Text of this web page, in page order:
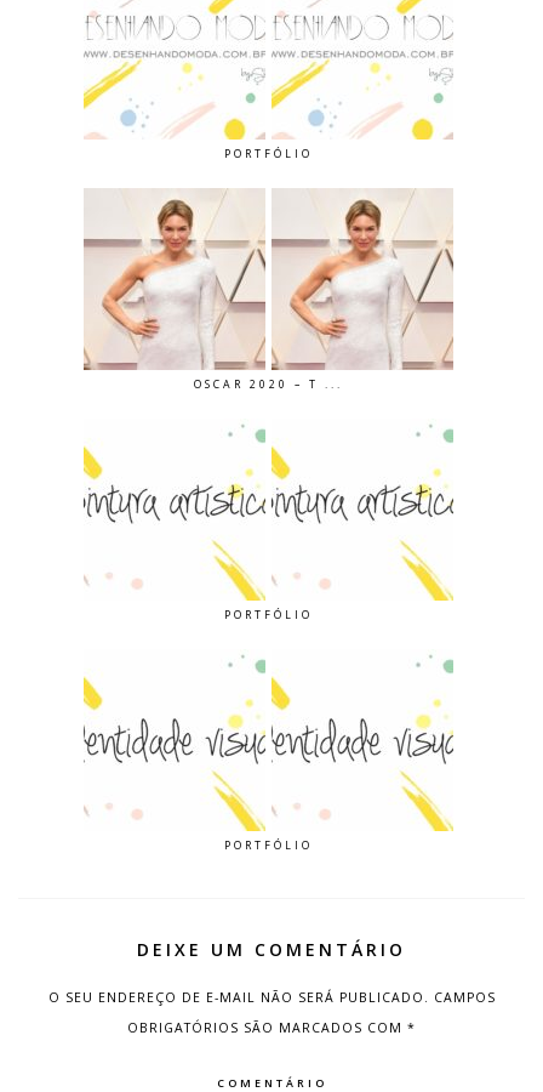
PORTFÓLIO
OSCAR 2020 – T ...
PORTFÓLIO
PORTFÓLIO
DEIXE UM COMENTÁRIO
O SEU ENDEREÇO DE E-MAIL NÃO SERÁ PUBLICADO. CAMPOS
OBRIGATÓRIOS SÃO MARCADOS COM *
COMENTÁRIO